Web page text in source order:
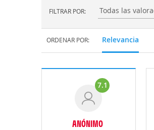
FILTRAR POR: Filtrar por:
ORDENAR POR: Relevancia
7.1
ANÓNIMO